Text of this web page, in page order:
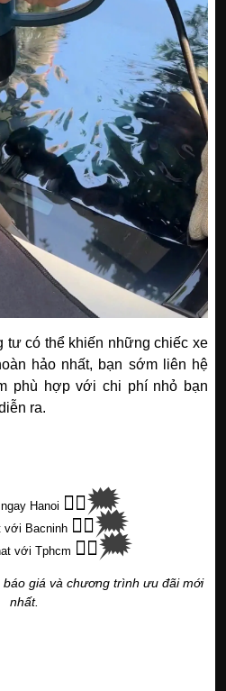
tư có thể khiến những chiếc xe
hảo nhất, bạn sớm liên hệ
phù hợp với chi phí nhỏ bạn
ra.
Hanoi 👉🏽🗯
với Bacninh 👉🏽🗯
với Tphcm 👉🏽🗯
giá và chương trình ưu đãi mới
nhất.